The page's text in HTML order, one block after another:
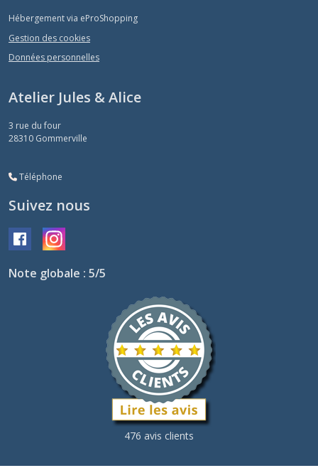
Hébergement via eProShopping
Gestion des cookies
Données personnelles
Atelier Jules & Alice
3 rue du four
28310 Gommerville
Téléphone
Suivez nous
Note globale : 5/5
476 avis clients